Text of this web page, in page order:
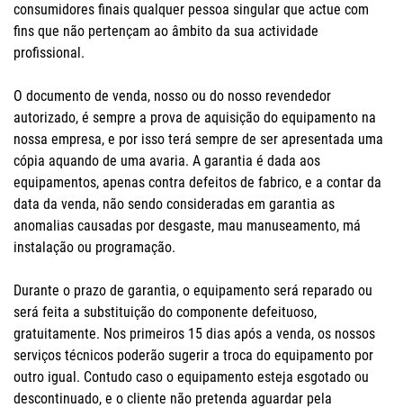
consumidores finais qualquer pessoa singular que actue com
fins que não pertençam ao âmbito da sua actividade
profissional.
O documento de venda, nosso ou do nosso revendedor
autorizado, é sempre a prova de aquisição do equipamento na
nossa empresa, e por isso terá sempre de ser apresentada uma
cópia aquando de uma avaria. A garantia é dada aos
equipamentos, apenas contra defeitos de fabrico, e a contar da
data da venda, não sendo consideradas em garantia as
anomalias causadas por desgaste, mau manuseamento, má
instalação ou programação.
Durante o prazo de garantia, o equipamento será reparado ou
será feita a substituição do componente defeituoso,
gratuitamente. Nos primeiros 15 dias após a venda, os nossos
serviços técnicos poderão sugerir a troca do equipamento por
outro igual. Contudo caso o equipamento esteja esgotado ou
descontinuado, e o cliente não pretenda aguardar pela